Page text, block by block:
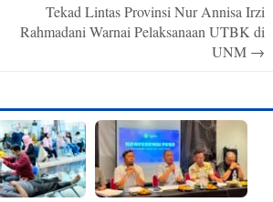
Tekad Lintas Provinsi Nur Annisa Irzi
Rahmadani Warnai Pelaksanaan UTBK di
UNM →